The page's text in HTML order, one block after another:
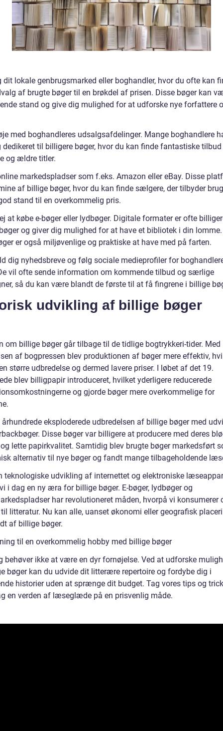
dit lokale genbrugsmarked eller boghandler, hvor du ofte kan
af brugte bøger til en brøkdel af prisen. Disse bøger kan
stand og give dig mulighed for at udforske nye forfattere
med boghandleres udsalgsafdelinger. Mange boghandlere
til billigere bøger, hvor du kan finde fantastiske
og ældre titler.
markedspladser som f.eks. Amazon eller eBay. Disse
af billige bøger, hvor du kan finde sælgere, der tilbyder
stand til en overkommelig pris.
at købe e-bøger eller lydbøger. Digitale formater er ofte
og giver dig mulighed for at have et bibliotek i din lomme.
er også miljøvenlige og praktiske at have med på farten.
dig nyhedsbreve og følg sociale medieprofiler for
vil ofte sende information om kommende tilbud og særlige
så du kan være blandt de første til at få fingrene i billige
udvikling af billige bøger
om billige bøger går tilbage til de tidlige bogtrykkeri-tider. Med
af bogpressen blev produktionen af bøger mere effektiv,
større udbredelse og dermed lavere priser. I løbet af det 19.
blev billigpapir introduceret, hvilket yderligere reducerede
og gjorde bøger mere overkommelige for
århundrede eksploderede udbredelsen af billige bøger med
Disse bøger var billigere at producere med deres
lette papirkvalitet. Samtidig blev brugte bøger markedsført
alternativ til nye bøger og fandt mange tilbageholdende
teknologiske udvikling af internettet og elektroniske
i dag en ny æra for billige bøger. E-bøger, lydbøger og
har revolutioneret måden, hvorpå vi konsumerer
litteratur. Nu kan alle, uanset økonomi eller geografisk
af billige bøger.
til en overkommelig hobby med billige bøger
behøver ikke at være en dyr fornøjelse. Ved at udforske
bøger kan du udvide dit litterære repertoire og fordybe dig i
historier uden at sprænge dit budget. Tag vores tips og
en verden af læseglæde på en prisvenlig måde.